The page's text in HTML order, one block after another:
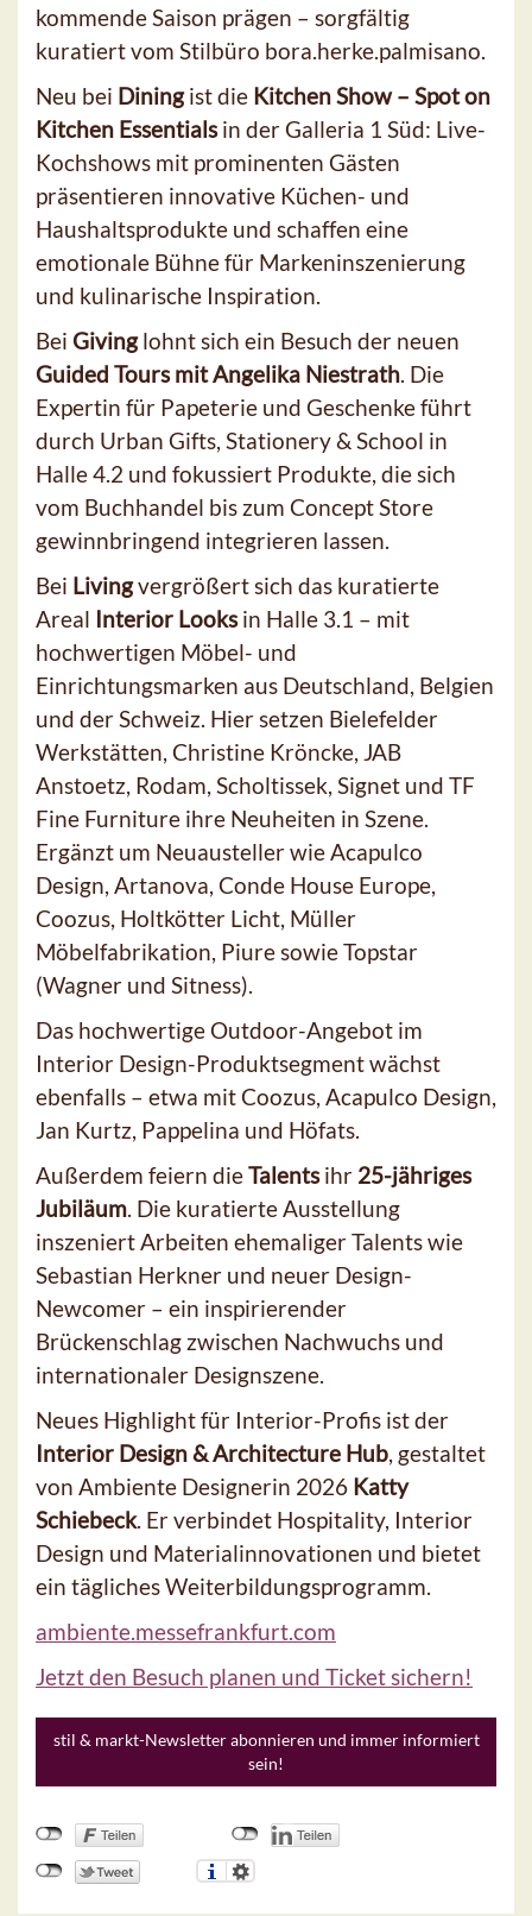
kommende Saison prägen – sorgfältig
kuratiert vom Stilbüro bora.herke.palmisano.
Neu bei Diningist die Kitchen Show – Spot on
Kitchen Essentialsin der Galleria 1 Süd: Live-
Kochshows mit prominenten Gästen
präsentieren innovative Küchen- und
Haushaltsprodukte und schaffen eine
emotionale Bühne für Markeninszenierung
und kulinarische Inspiration.
Bei Givinglohnt sich ein Besuch der neuen
Guided Tours mit Angelika Niestrath. Die
Expertin für Papeterie und Geschenke führt
durch Urban Gifts, Stationery & School in
Halle 4.2 und fokussiert Produkte, die sich
vom Buchhandel bis zum Concept Store
gewinnbringend integrieren lassen.
Bei Livingvergrößert sich das kuratierte
Areal Interior Looksin Halle 3.1 – mit
hochwertigen Möbel- und
Einrichtungsmarken aus Deutschland, Belgien
und der Schweiz. Hier setzen Bielefelder
Werkstätten, Christine Kröncke, JAB
Anstoetz, Rodam, Scholtissek, Signet und TF
Fine Furniture ihre Neuheiten in Szene.
Ergänzt um Neuausteller wie Acapulco
Design, Artanova, Conde House Europe,
Coozus, Holtkötter Licht, Müller
Möbelfabrikation, Piure sowie Topstar
(Wagner und Sitness).
Das hochwertige Outdoor-Angebot im
Interior Design-Produktsegment wächst
ebenfalls – etwa mit Coozus, Acapulco Design,
Jan Kurtz, Pappelina und Höfats.
Außerdem feiern dieTalentsihr 25-jähriges
Jubiläum. Die kuratierte Ausstellung
inszeniert Arbeiten ehemaliger Talents wie
Sebastian Herkner und neuer Design-
Newcomer – ein inspirierender
Brückenschlag zwischen Nachwuchs und
internationaler Designszene.
Neues Highlight für Interior-Profis ist der
Interior Design & Architecture Hub, gestaltet
von Ambiente Designerin 2026 Katty
Schiebeck. Er verbindet Hospitality, Interior
Design und Materialinnovationen und bietet
ein tägliches Weiterbildungsprogramm.
ambiente.messefrankfurt.com
Jetzt den Besuch planen und Ticket sichern!
stil & markt-Newsletter abonnieren und immer informiert
sein!